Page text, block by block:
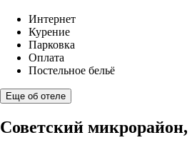
Интернет
Курение
Парковка
Оплата
Постельное бельё
Еще об отеле
Советский микрорайон,